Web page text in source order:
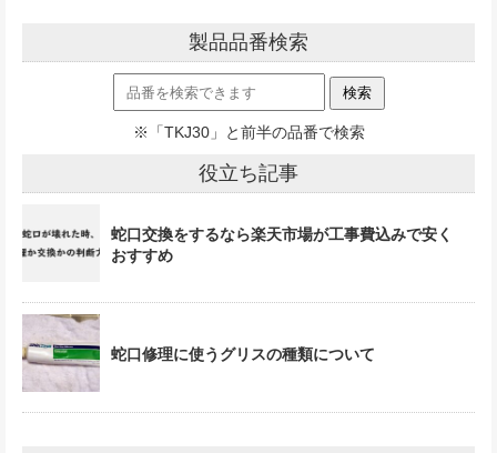
製品品番検索
※「TKJ30」と前半の品番で検索
役立ち記事
蛇口交換をするなら楽天市場が工事費込みで安く
おすすめ
蛇口修理に使うグリスの種類について